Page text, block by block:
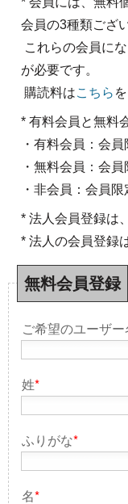
会員の3種類ござ
これらの会員に
が必要です。
購読料はこちら
* 有料会員と無料
・有料会員：会
・無料会員：会
・非会員：会員
* 法人会員登録は、
* 法人の会員登録
無料会員登録
ご希望のユーザー
姓*
ふりがな*
名*